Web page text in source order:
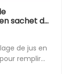
sachet de
de jus en